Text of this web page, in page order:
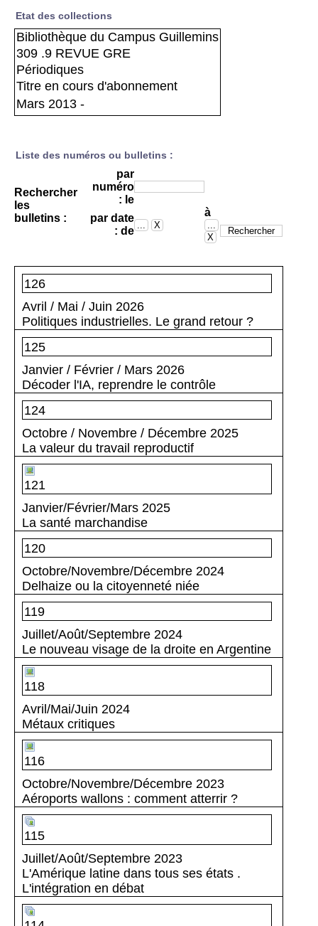
Etat des collections
Bibliothèque du Campus Guillemins
309 .9 REVUE GRE
Périodiques
Titre en cours d'abonnement
Mars 2013 -
Liste des numéros ou bulletins :
Rechercher
les
bulletins :
par
numéro
: le
par date
: de
à
126
Avril / Mai / Juin 2026
Politiques industrielles. Le grand retour ?
125
Janvier / Février / Mars 2026
Décoder l'IA, reprendre le contrôle
124
Octobre / Novembre / Décembre 2025
La valeur du travail reproductif
121
Janvier/Février/Mars 2025
La santé marchandise
120
Octobre/Novembre/Décembre 2024
Delhaize ou la citoyenneté niée
119
Juillet/Août/Septembre 2024
Le nouveau visage de la droite en Argentine
118
Avril/Mai/Juin 2024
Métaux critiques
116
Octobre/Novembre/Décembre 2023
Aéroports wallons : comment atterrir ?
115
Juillet/Août/Septembre 2023
L'Amérique latine dans tous ses états .
L'intégration en débat